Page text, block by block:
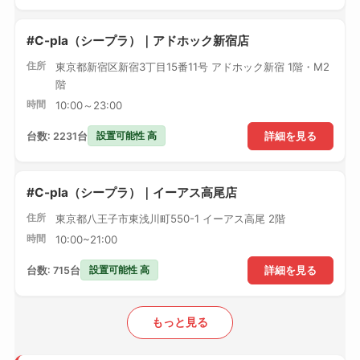
#C-pla（シープラ）｜アドホック新宿店
住所
東京都新宿区新宿3丁目15番11号 アドホック新宿 1階・M2
階
時間 10:00～23:00
詳細を見る
台数: 2231台 設置可能性 高
#C-pla（シープラ）｜イーアス高尾店
住所 東京都八王子市東浅川町550-1 イーアス高尾 2階
時間 10:00~21:00
詳細を見る
台数: 715台 設置可能性 高
もっと見る